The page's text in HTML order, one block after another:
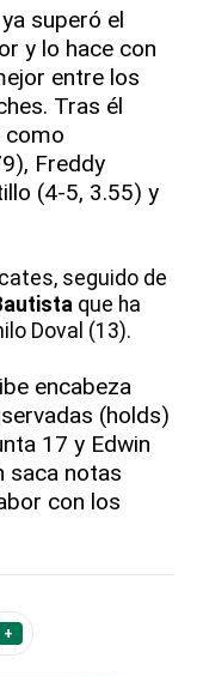
superó el
y lo hace con
entre los
Tras él
como
Freddy
(4-5, 3.55) y
seguido de
que ha
Doval (13).
encabeza
(holds)
17 y Edwin
saca notas
con los
+